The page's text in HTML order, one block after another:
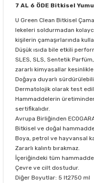
7 AL 6 ÖDE Bitkisel
U Green Clean Bitkisel
lekeleri soldurmadan
kişilerin çamaşırlarında
Düşük ısıda bile etkili
SLES, SLS, Sentetik
zararlı kimyasallar
Doğaya duyarlı
Dermatolojik olarak test
Hammaddelerin
sertifikalıdır.
Avrupa Birliğinden
Bitkisel ve doğal
Boya, petrol ve hayvansal
Zararlı kalıntı bırakmaz.
İçeriğindeki tüm
Çevre ve cilt dostudur.
Diğer Boyutlar: 5 lt2750 ml